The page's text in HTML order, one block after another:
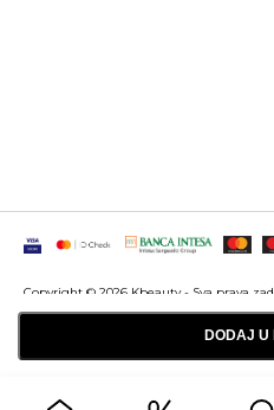
DODAJ U
Copyright © 2026 Kbeauty - Sva prava
Maintenanced by